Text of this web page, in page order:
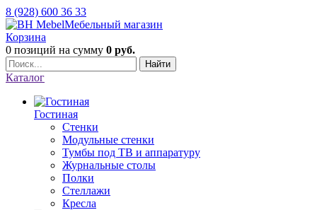
8 (928) 600 36 33
Мебельный магазин
Корзина
0 позиций на сумму 0 руб.
Найти
Каталог
Гостиная
Стенки
Модульные стенки
Тумбы под ТВ и аппаратуру
Журнальные столы
Полки
Стеллажи
Кресла